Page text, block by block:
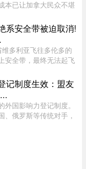
本已让加拿大民众不堪
险（TD Insurance）的
众为了节 ...
系安全带被迫取消!
多利亚飞往多伦多的
安全带，最终无法起飞
报道，波特航空
示 ...
记制度生效：盟友
国影响力登记制度。
、俄罗斯等传统对手，
启动实施，旨在通过
...